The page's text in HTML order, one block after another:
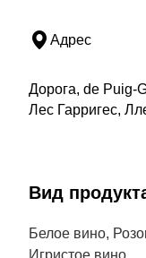
Адрес
Дорога, de Puig-
Лес Гарригес,
Bид
Белое вино,
Игристое вино